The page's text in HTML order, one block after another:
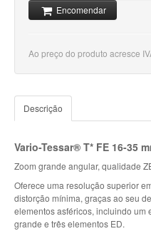
Encomendar
Ao preço do produto acresce
Descrição
Vario-Tessar® T* FE 16-35
Zoom grande angular, qualidade
Oferece uma resolução superior
distorção mínima, graças ao seu
elementos asféricos, incluindo um
grande e três elementos ED.